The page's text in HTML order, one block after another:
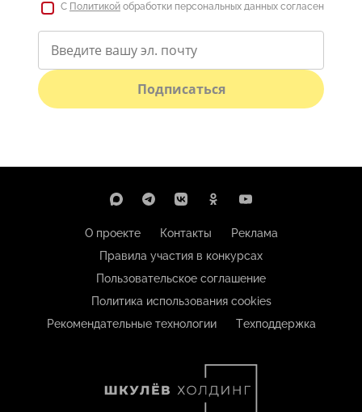
С Политикой обработки персональных данных согласен
Подписаться
О проекте Контакты
Реклама
Правила участия в конкурсах
Пользовательское соглашение
Политика использования cookies
Рекомендательные технологии
Техподдержка